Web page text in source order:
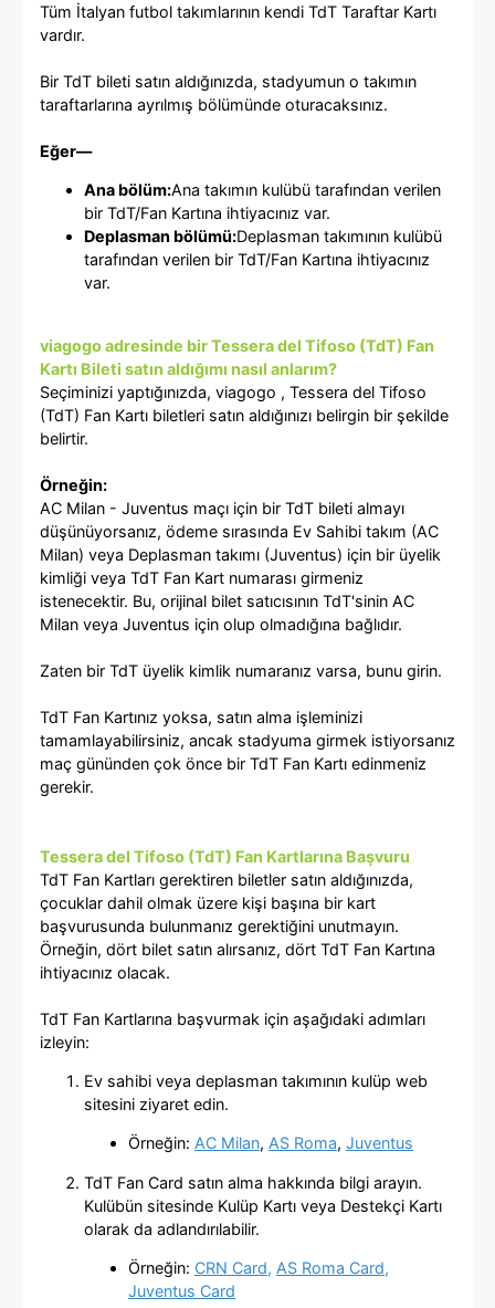
Tüm İtalyan futbol takımlarının kendi TdT Taraftar Kartı
vardır.
Bir TdT bileti satın aldığınızda, stadyumun o takımın
taraftarlarına ayrılmış bölümünde oturacaksınız.
Eğer—
Ana bölüm:Ana takımın kulübü tarafından verilen
bir TdT/Fan Kartına ihtiyacınız var.
Deplasman bölümü:Deplasman takımının kulübü
tarafından verilen bir TdT/Fan Kartına ihtiyacınız
var.
viagogo adresinde bir Tessera del Tifoso (TdT) Fan
Kartı Bileti satın aldığımı nasıl anlarım?
Seçiminizi yaptığınızda, viagogo , Tessera del Tifoso
(TdT) Fan Kartı biletleri satın aldığınızı belirgin bir şekilde
belirtir.
Örneğin:
AC Milan - Juventus maçı için bir TdT bileti almayı
düşünüyorsanız, ödeme sırasında Ev Sahibi takım (AC
Milan) veya Deplasman takımı (Juventus) için bir üyelik
kimliği veya TdT Fan Kart numarası girmeniz
istenecektir. Bu, orijinal bilet satıcısının TdT'sinin AC
Milan veya Juventus için olup olmadığına bağlıdır.
Zaten bir TdT üyelik kimlik numaranız varsa, bunu girin.
TdT Fan Kartınız yoksa, satın alma işleminizi
tamamlayabilirsiniz, ancak stadyuma girmek istiyorsanız
maç gününden çok önce bir TdT Fan Kartı edinmeniz
gerekir.
Tessera del Tifoso (TdT) Fan Kartlarına Başvuru
TdT Fan Kartları gerektiren biletler satın aldığınızda,
çocuklar dahil olmak üzere kişi başına bir kart
başvurusunda bulunmanız gerektiğini unutmayın.
Örneğin, dört bilet satın alırsanız, dört TdT Fan Kartına
ihtiyacınız olacak.
TdT Fan Kartlarına başvurmak için aşağıdaki adımları
izleyin:
Ev sahibi veya deplasman takımının kulüp web
sitesini ziyaret edin.
Örneğin: AC Milan, AS Roma, Juventus
TdT Fan Card satın alma hakkında bilgi arayın.
Kulübün sitesinde Kulüp Kartı veya Destekçi Kartı
olarak da adlandırılabilir.
Örneğin: CRN Card, AS Roma Card,
Juventus Card